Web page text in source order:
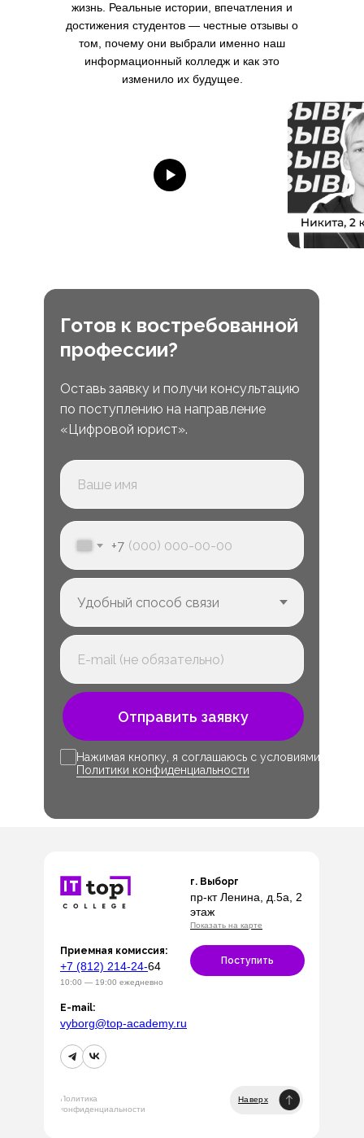
жизнь. Реальные истории, впечатления и
достижения студентов — честные отзывы о
том, почему они выбрали именно наш
информационный колледж и как это
изменило их будущее.
Готов к востребованной
профессии?
Оставь заявку и получи консультацию
по поступлению на направление
«Цифровой юрист».
+7
Отправить заявку
Нажимая кнопку, я соглашаюсь с условиями
Политики конфиденциальности
Наверх
Политика
конфиденциальности
10:00 — 19:00 ежедневно
г. Выборг
vyborg@top-academy.ru
E-mail:
Приемная комиссия:
пр-кт Ленина, д.5а, 2
этаж
Показать на карте
Поступить
+7 (812) 214-24-64